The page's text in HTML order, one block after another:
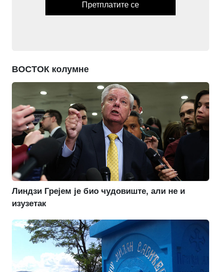
Претплатите се
ВОСТОК колумне
Линдзи Грејем је био чудовиште, али не и
изузетак